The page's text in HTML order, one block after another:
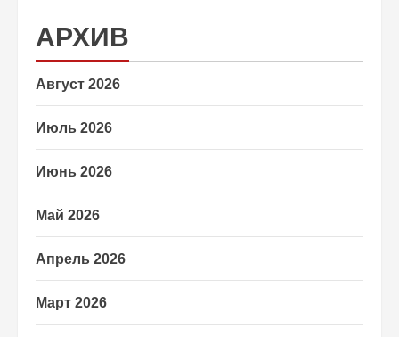
АРХИВ
Август 2026
Июль 2026
Июнь 2026
Май 2026
Апрель 2026
Март 2026